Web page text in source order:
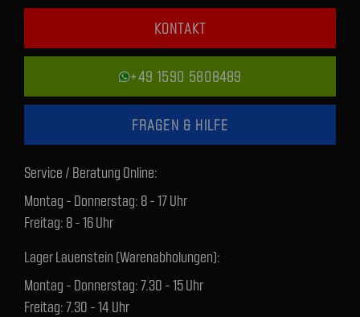
KONTAKT
+49 1590 5808489
FRAGEN & HILFE
Service / Beratung Online:
Montag - Donnerstag: 8 - 17 Uhr
Freitag: 8 - 16 Uhr
Lager Lauenstein (Warenabholungen):
Montag - Donnerstag: 7.30 - 15 Uhr
Freitag: 7.30 - 14 Uhr